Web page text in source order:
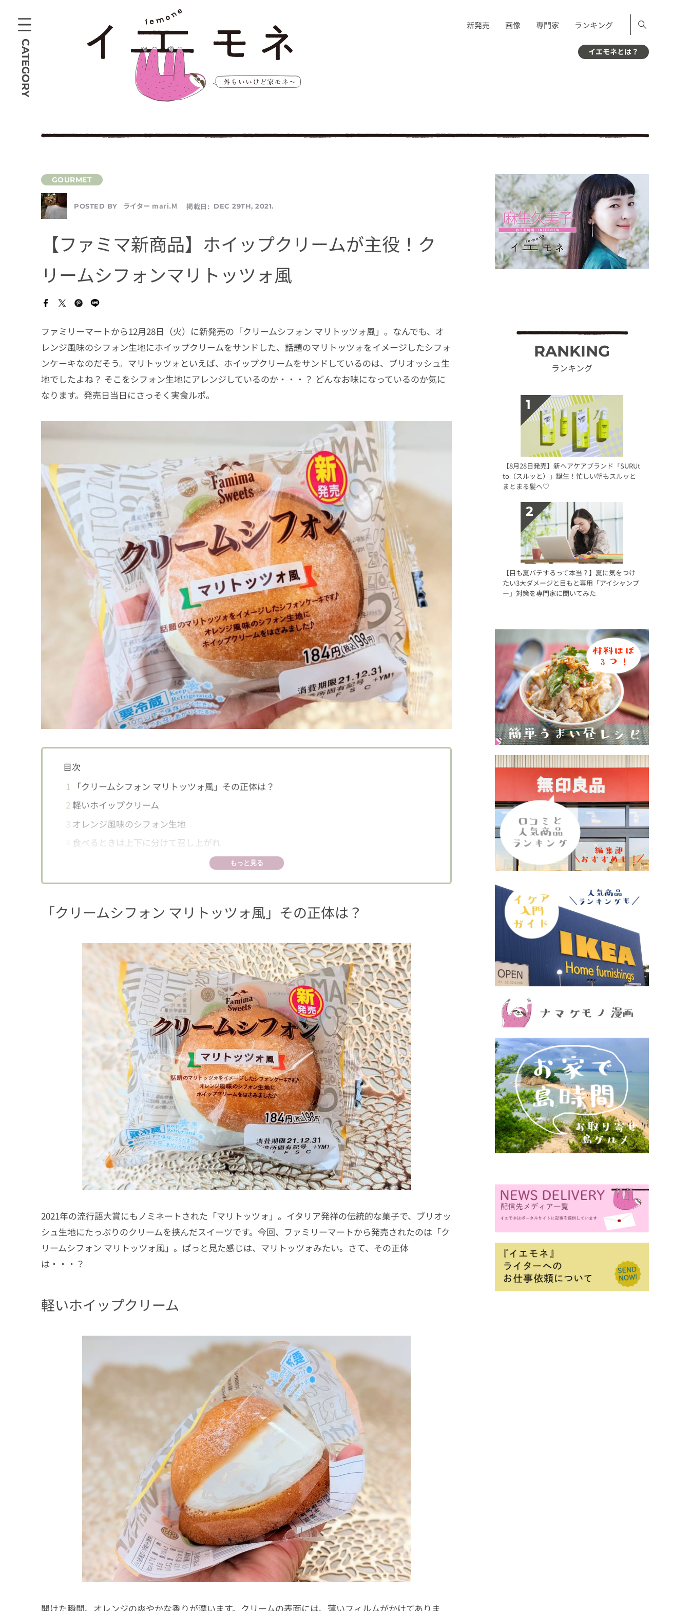
CATEGORY
新発売 画像 専門家 ランキング
イエモネとは？
POSTED BY ライター mari.M 掲載日: DEC 29TH, 2021.
【ファミマ新商品】ホイップクリームが主役！ク
リームシフォンマリトッツォ風
ファミリーマートから12月28日（火）に新発売の「クリームシフォン マリトッツォ風」。なんでも、オ
レンジ風味のシフォン生地にホイップクリームをサンドした、話題のマリトッツォをイメージしたシフォ
ンケーキなのだそう。マリトッツォといえば、ホイップクリームをサンドしているのは、ブリオッシュ生
地でしたよね？ そこをシフォン生地にアレンジしているのか・・・？ どんなお味になっているのか気に
なります。発売日当日にさっそく実食ルポ。
目次
1
「クリームシフォン マリトッツォ風」その正体は？
2軽いホイップクリーム
3 オレンジ風味のシフォン生地
食べるときは上下に分けて召し上がれ
朝食にもおやつにも、アレンジも！ もっと見る
「クリームシフォン マリトッツォ風」その正体は？
2021年の流行語大賞にもノミネートされた「マリトッツォ」。イタリア発祥の伝統的な菓子で、ブリオッ
シュ生地にたっぷりのクリームを挟んだスイーツです。今回、ファミリーマートから発売されたのは「ク
リームシフォン マリトッツォ風」。ぱっと見た感じは、マリトッツォみたい。さて、その正体
は・・・？
軽いホイップクリーム
開けた瞬間、オレンジの爽やかな香りが漂います。クリームの表面には、薄いフィルムがかけてありま
RANKING
ランキング
【8月28日発売】新ヘアケアブランド「SURUt
to（スルッと）」誕生！忙しい朝もスルッと
まとまる髪へ♡
【目も夏バテするって本当？】夏に気をつけ
たい3大ダメージと目もと専用「アイシャンプ
ー」対策を専門家に聞いてみた